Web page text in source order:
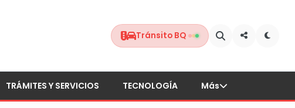
Tránsito BQ
TRÁMITES Y SERVICIOS TECNOLOGÍA Más